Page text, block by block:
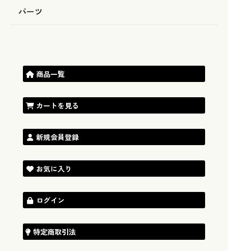
パーツ
商品一覧
カートを見る
新規会員登録
お気に入り
ログイン
特定商取引法